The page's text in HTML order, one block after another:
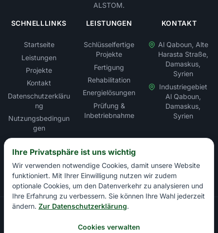
ALSTOM.
SCHNELLLINKS
Startseite
Leistungen
Projekte
Kontakt
Datenschutzerkläru
ng
Nutzungsbedingun
gen
Sitemap
LEISTUNGEN
Schlüsselfertige
Projekte
Fertigung
Rehabilitation
Energielösungen
Prüfung &
Inbetriebnahme
KONTAKT
Al Qaboun, Alte
Harasta Straße,
Damaskus,
Syrien
Industriegebiet
Al Qaboun,
Damaskus,
Syrien
Energielösungen. Alle Rechte vorbehalten.
Ihre Privatsphäre ist uns wichtig
Wir verwenden notwendige Cookies, damit unsere Website
funktioniert. Mit Ihrer Einwilligung nutzen wir zudem
optionale Cookies, um den Datenverkehr zu analysieren und
Ihre Erfahrung zu verbessern. Sie können Ihre Wahl jederzeit
ändern. Zur Datenschutzerklärung.
Cookies verwalten